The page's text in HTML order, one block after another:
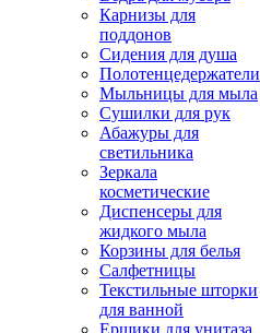
Карнизы для
поддонов
Сидения для душа
Полотенцедержатели
Мыльницы для мыла
Сушилки для рук
Абажуры для
светильника
Зеркала
косметические
Диспенсеры для
жидкого мыла
Корзины для белья
Салфетницы
Текстильные шторки
для ванной
Ершики для унитаза